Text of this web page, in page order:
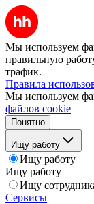
Мы используем
правильную
трафик.
Правила
Мы используем
файлов cookie
Понятно
Ищу работу
Ищу работу
Ищу работу
Ищу
Сервисы